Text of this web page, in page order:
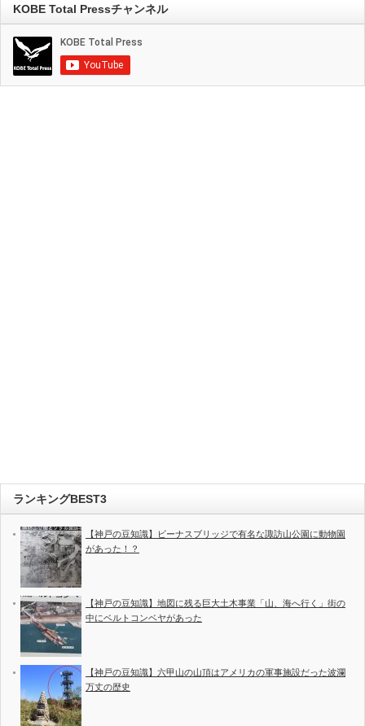
KOBE Total Pressチャンネル
ランキングBEST3
【神戸の豆知識】ビーナスブリッジで有名な諏訪山公園に動物園
があった！？
【神戸の豆知識】地図に残る巨大土木事業「山、海へ行く」街の
中にベルトコンベヤがあった
【神戸の豆知識】六甲山の山頂はアメリカの軍事施設だった波瀾
万丈の歴史